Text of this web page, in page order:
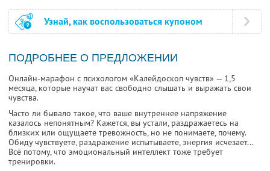
Узнай, как воспользоваться купоном
ПОДРОБНЕЕ О ПРЕДЛОЖЕНИИ
Онлайн-марафон с психологом «Калейдоскоп чувств» — 1,5
месяца, которые научат вас свободно слышать и выражать свои
чувства.
Часто ли бывало такое, что ваше внутреннее напряжение
казалось непонятным? Кажется, вы устали, раздражаетесь на
близких или ощущаете тревожность, но не понимаете, почему.
Обиду чувствуете, раздражение испытываете, энергия исчезает...
Всё потому, что эмоциональный интеллект тоже требует
тренировки.